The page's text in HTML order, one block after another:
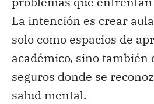
La intención es crear
solo como espacios de
académico, sino también
seguros donde se
salud mental.